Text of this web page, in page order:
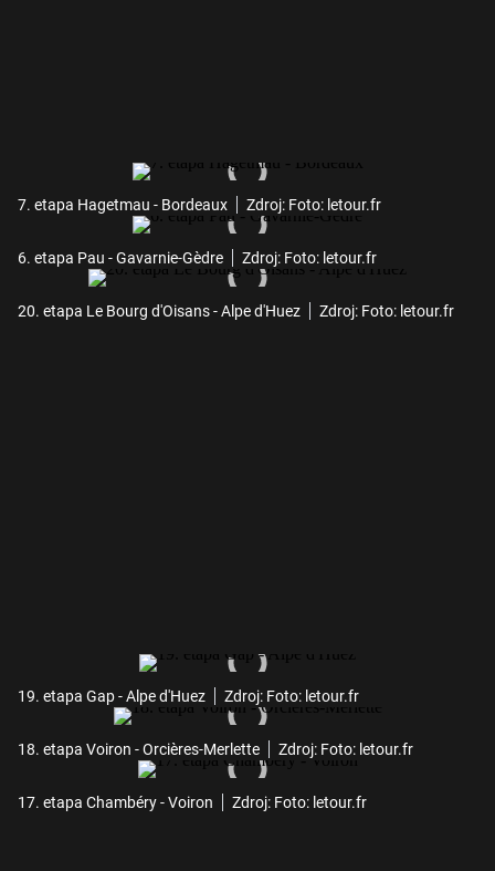
7. etapa Hagetmau - Bordeaux Zdroj: Foto: letour.fr
6. etapa Pau - Gavarnie-Gèdre Zdroj: Foto: letour.fr
20. etapa Le Bourg d'Oisans - Alpe d'Huez Zdroj: Foto: letour.fr
19. etapa Gap - Alpe d'Huez Zdroj: Foto: letour.fr
18. etapa Voiron - Orcières-Merlette Zdroj: Foto: letour.fr
17. etapa Chambéry - Voiron Zdroj: Foto: letour.fr